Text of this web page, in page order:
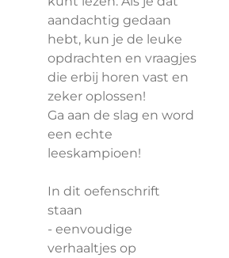
aandachtig gedaan
hebt, kun je de leuke
opdrachten en vraagjes
die erbij horen vast en
zeker oplossen!
Ga aan de slag en word
een echte
leeskampioen!
In dit oefenschrift
staan
- eenvoudige
verhaaltjes op